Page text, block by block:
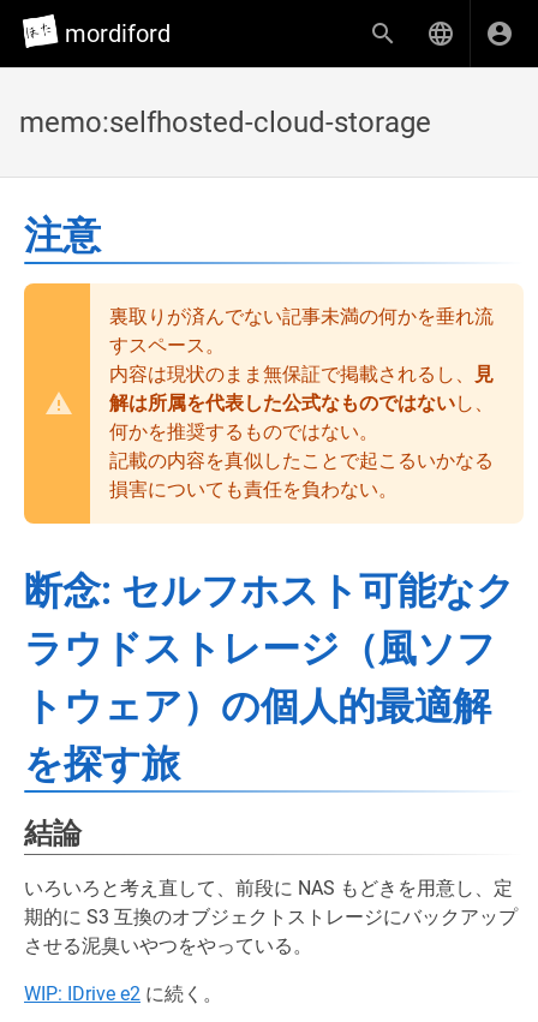
mordiford
memo:selfhosted-cloud-storage
注意
裏取りが済んでない記事未満の何かを垂れ流
すスペース。
内容は現状のまま無保証で掲載されるし、
見
解は所属を代表した公式なものではないし、
何かを推奨するものではない。
記載の内容を真似したことで起こるいかなる
損害についても責任を負わない。
断念: セルフホスト可能なク
ラウドストレージ（風ソフ
トウェア）の個人的最適解
を探す旅
結論
いろいろと考え直して、前段に NAS もどきを用意し、定
期的に S3 互換のオブジェクトストレージにバックアップ
させる泥臭いやつをやっている。
WIP: IDrive e2 に続く。